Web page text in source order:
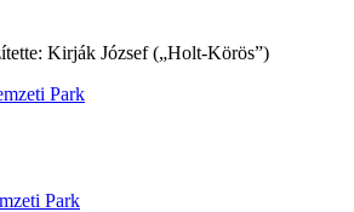
Kirják József („Holt-Körös”)
Park
Park